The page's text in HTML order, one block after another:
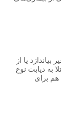
دیابت نوع ۲ را به تاخیر بیاندازد یا از
به دیابت نوع
هم برای